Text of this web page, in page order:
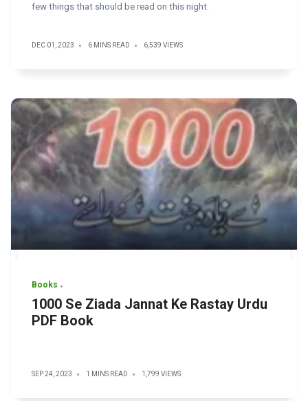
few things that should be read on this night.
DEC 01, 2023 6 MINS READ 6,539 VIEWS
Books
1000 Se Ziada Jannat Ke Rastay Urdu
PDF Book
SEP 24, 2023 1 MINS READ 1,799 VIEWS